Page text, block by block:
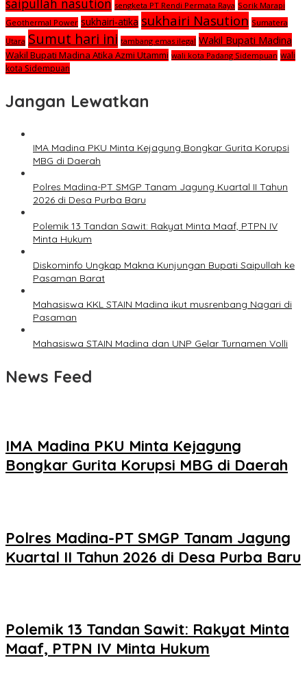
saipullah nasution sengketa PT Rendi Permata Raya Sorik Marapi
Geothermal Power sukhairi-atika sukhairi Nasution Sumatera
Utara Sumut hari ini tambang emas ilegal Wakil Bupati Madina
Wakil Bupati Madina Atika Azmi Utammi wali kota Padang Sidempuan wali
kota Sidempuan
Jangan Lewatkan
IMA Madina PKU Minta Kejagung Bongkar Gurita Korupsi
MBG di Daerah
Polres Madina-PT SMGP Tanam Jagung Kuartal II Tahun
2026 di Desa Purba Baru
Polemik 13 Tandan Sawit: Rakyat Minta Maaf, PTPN IV
Minta Hukum
Diskominfo Ungkap Makna Kunjungan Bupati Saipullah ke
Pasaman Barat
Mahasiswa KKL STAIN Madina ikut musrenbang Nagari di
Pasaman
Mahasiswa STAIN Madina dan UNP Gelar Turnamen Volli
News Feed
IMA Madina PKU Minta Kejagung
Bongkar Gurita Korupsi MBG di Daerah
Polres Madina-PT SMGP Tanam Jagung
Kuartal II Tahun 2026 di Desa Purba Baru
Polemik 13 Tandan Sawit: Rakyat Minta
Maaf, PTPN IV Minta Hukum